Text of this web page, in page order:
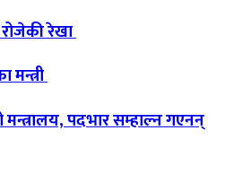
रोजेकी रेखा
मन्त्री
पदभार सम्हाल्न गएनन्